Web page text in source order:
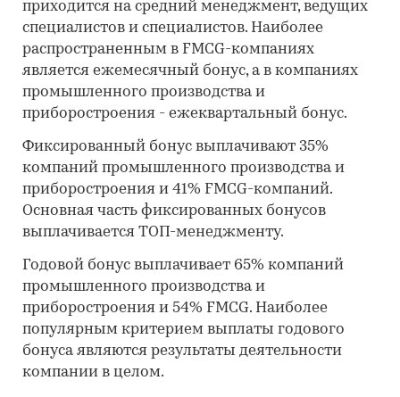
приходится на средний менеджмент, ведущих
специалистов и специалистов. Наиболее
распространенным в FMCG-компаниях
является ежемесячный бонус, а в компаниях
промышленного производства и
приборостроения - ежеквартальный бонус.
Фиксированный бонус выплачивают 35%
компаний промышленного производства и
приборостроения и 41% FMCG-компаний.
Основная часть фиксированных бонусов
выплачивается ТОП-менеджменту.
Годовой бонус выплачивает 65% компаний
промышленного производства и
приборостроения и 54% FMCG. Наиболее
популярным критерием выплаты годового
бонуса являются результаты деятельности
компании в целом.